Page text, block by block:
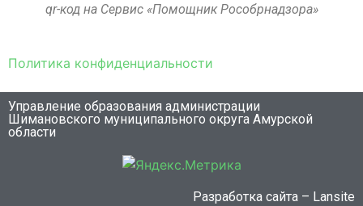
qr-код на Сервис «Помощник Рособрнадзора»
Политика конфиденциальности
Управление образования администрации
Шимановского муниципального округа Амурской
области
Разработка сайта – Lansite